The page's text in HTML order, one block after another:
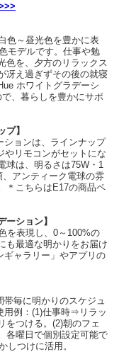
色～昼光色を豊かに表
モデルです。仕事や勉
色を、夕方のリラックス
冴え過ぎずその後の就寝
ホワイトグラデーシ
、暮らしを豊かにサポ
プ】
ションは、ラインナップ
やリモコンがセットにな
球は、明るさは75W・1
アンティーク電球の雰
＊こちらはE17の商品ペ
ーション】
を表現し、0～100%の
も最適な明かりをお届け
ギャラリー」やアプリの
毎に明かりのスケジュ
用例：(1)仕事時⇒リラッ
をつける。(2)朝のフェ
各曜日で個別設定可能で
しつけに活用。